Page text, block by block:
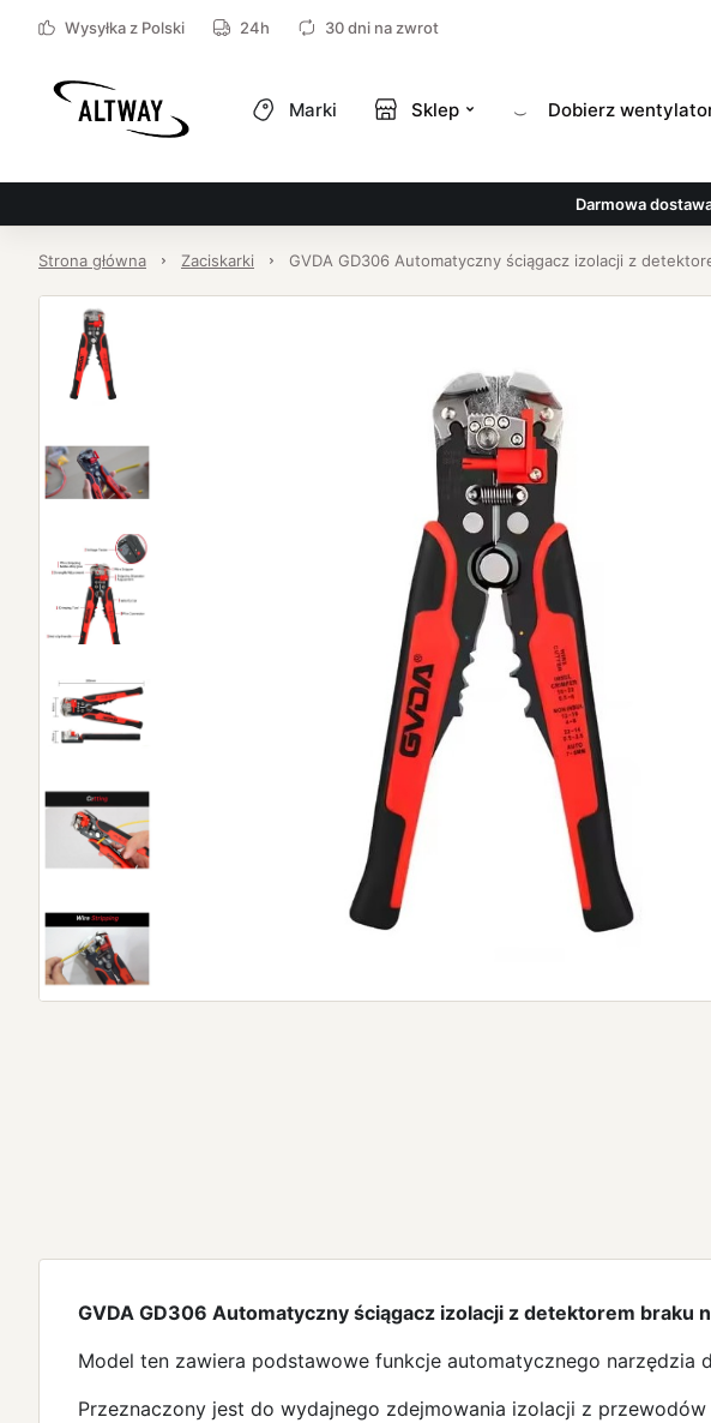
Wysyłka z Polski 24h 30 dni na zwrot
Marki Sklep Dobierz
Darmowa
Strona główna Zaciskarki GVDA GD306 Automatyczny ściągacz izolacji z
GVDA GD306 Automatyczny ściągacz izolacji z detektorem braku
Model ten zawiera podstawowe funkcje automatycznego narzędzia
Przeznaczony jest do wydajnego zdejmowania izolacji z